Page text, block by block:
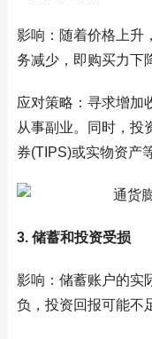
影响：随着价格上升
务减少，即购买力下
应对策略：寻求增加
从事副业。同时，投
券(TIPS)或实物资产
3. 储蓄和投资受损
影响：储蓄账户的实
负，投资回报可能不